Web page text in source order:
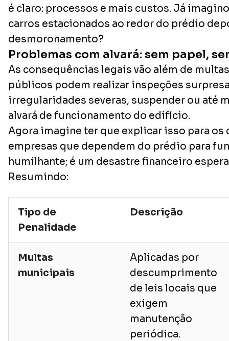
é claro: processos e mais custos. Já
carros estacionados ao redor do prédio
desmoronamento?
Problemas com alvará: sem papel,
As consequências legais vão além de
públicos podem realizar inspeções
irregularidades severas, suspender ou até
alvará de funcionamento do edifício.
Agora imagine ter que explicar isso para os
empresas que dependem do prédio para
humilhante; é um desastre financeiro
Resumindo:
Tipo de
Penalidade
Descrição
Multas
municipais
Aplicadas por
descumprimento
de leis locais que
exigem
manutenção
periódica.